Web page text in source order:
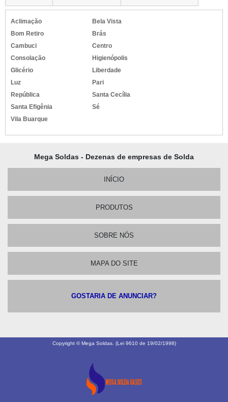
Aclimação
Bela Vista
Bom Retiro
Brás
Cambuci
Centro
Consolação
Higienópolis
Glicério
Liberdade
Luz
Pari
República
Santa Cecília
Santa Efigênia
Sé
Vila Buarque
Mega Soldas - Dezenas de empresas de Solda
INÍCIO
PRODUTOS
SOBRE NÓS
MAPA DO SITE
GOSTARIA DE ANUNCIAR?
Copyright © Mega Soldas. (Lei 9610 de 19/02/1998)